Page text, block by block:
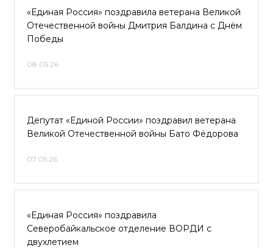
«Единая Россия» поздравила ветерана Великой
Отечественной войны Дмитрия Балдина с Днём
Победы
08.05.26
Депутат «Единой России» поздравил ветерана
Великой Отечественной войны Бато Фёдорова
07.05.26
«Единая Россия» поздравила
Северобайкальское отделение ВОРДИ с
двухлетием